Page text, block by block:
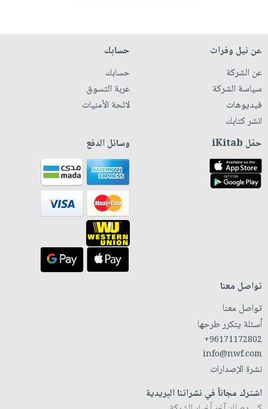
عن نيل وفرات
عن الشركة
سياسة الشركة
فيديوهات
انشر كتابك
حسابك
حسابك
عربة التسوق
لائحة الأمنيات
حمّل iKitab وسائل الدفع
تواصل معنا
تواصل معنا
أسئلة يتكرر طرحها
+96171172802
info@nwf.com
نشرة الإصدارات
اشترك مجاناً في نشراتنا البريدية